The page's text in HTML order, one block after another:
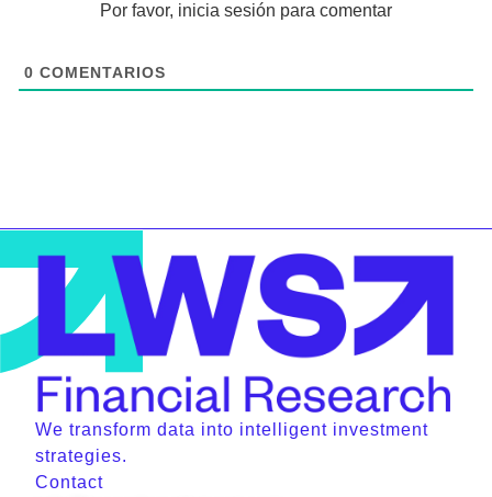
Por favor, inicia sesión para comentar
0 COMENTARIOS
We transform data into intelligent investment
strategies.
Contact